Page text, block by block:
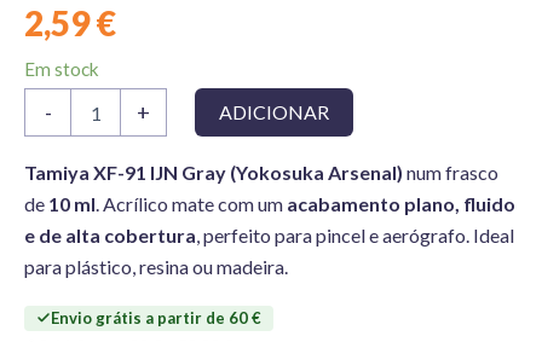
2,59€
Em stock
-
XF-
91
Gray
(Yokosuka
+ ADICIONAR
Tamiya XF-91 IJN Gray (Yokosuka Arsenal) num frasco
de 10 ml. Acrílico mate com um acabamento plano, fluido
e de alta cobertura, perfeito para pincel e aerógrafo. Ideal
para plástico, resina ou madeira.
Envio grátis a partir de 60 €